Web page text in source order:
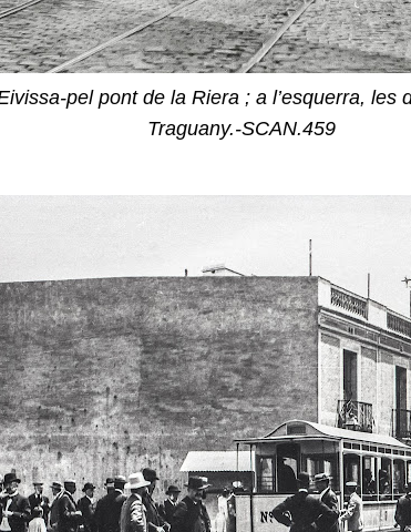
pel pont de la Riera ; a l’esquerra,
Traguany.-SCAN.459